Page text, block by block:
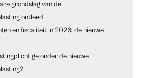
grondslag van de
ontleed
en fiscaliteit in 2026: de nieuwe
onder de nieuwe